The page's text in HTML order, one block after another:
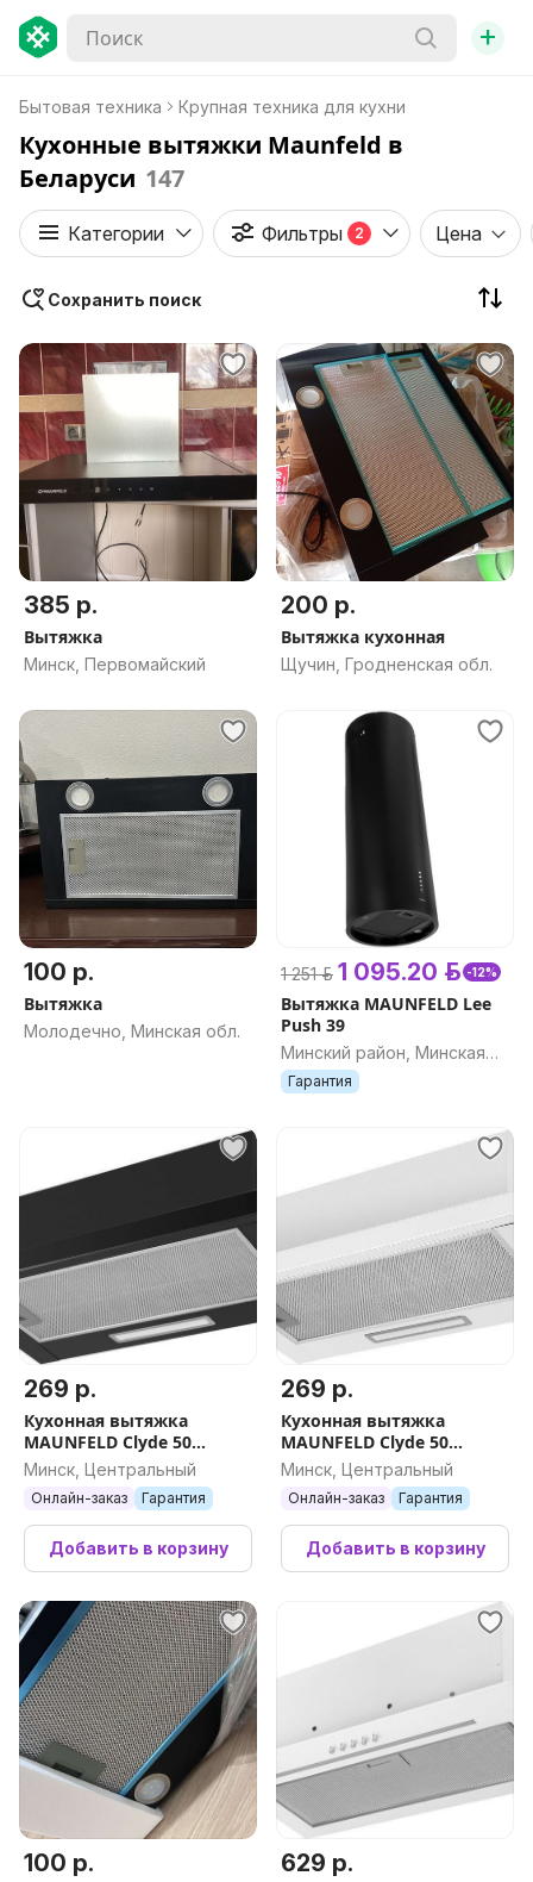
+
Бытовая техника Крупная техника для кухни
Кухонные вытяжки Maunfeld в
Беларуси 147
Категории Фильтры 2 Цена
Сохранить поиск
385 р.
Вытяжка
Минск, Первомайский
200 р.
Вытяжка кухонная
Щучин, Гродненская обл.
100 р.
Вытяжка
Молодечно, Минская обл.
1 251 р. 1 095.20 р. -12%
Вытяжка MAUNFELD Lee
Push 39
Минский район, Минская
обл.
Гарантия
269 р.
Кухонная вытяжка
MAUNFELD Clyde 50
(черное стекло)
Минск, Центральный
Онлайн-заказ Гарантия
Добавить в корзину
269 р.
Кухонная вытяжка
MAUNFELD Clyde 50
(белое стекло)
Минск, Центральный
Онлайн-заказ Гарантия
Добавить в корзину
100 р. 629 р.